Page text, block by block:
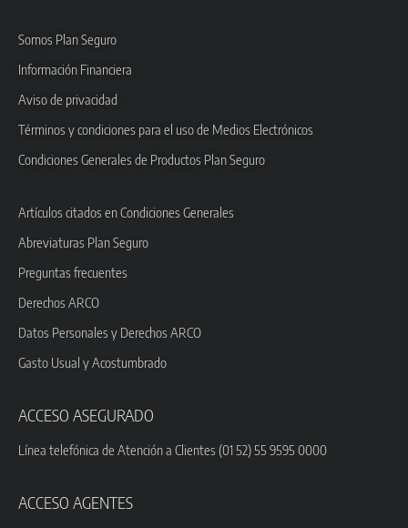
Somos Plan Seguro
Información Financiera
Aviso de privacidad
Términos y condiciones para el uso de Medios Electrónicos
Condiciones Generales de Productos Plan Seguro
Artículos citados en Condiciones Generales
Abreviaturas Plan Seguro
Preguntas frecuentes
Derechos ARCO
Datos Personales y Derechos ARCO
Gasto Usual y Acostumbrado
ACCESO ASEGURADO
Línea telefónica de Atención a Clientes (01 52) 55 9595 0000
ACCESO AGENTES